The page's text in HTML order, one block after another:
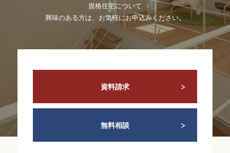
規格住宅について
興味のある方は、お気軽にお申込みください。
資料請求
無料相談